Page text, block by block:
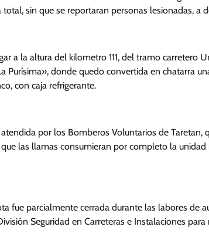
sin que se reportaran personas lesionadas, a
a la altura del kilometro 111, del tramo carretero
Purísima», donde quedo convertida en chatarra
con caja refrigerante.
por los Bomberos Voluntarios de Taretan,
las llamas consumieran por completo la
fue parcialmente cerrada durante las labores de
Seguridad en Carreteras e Instalaciones